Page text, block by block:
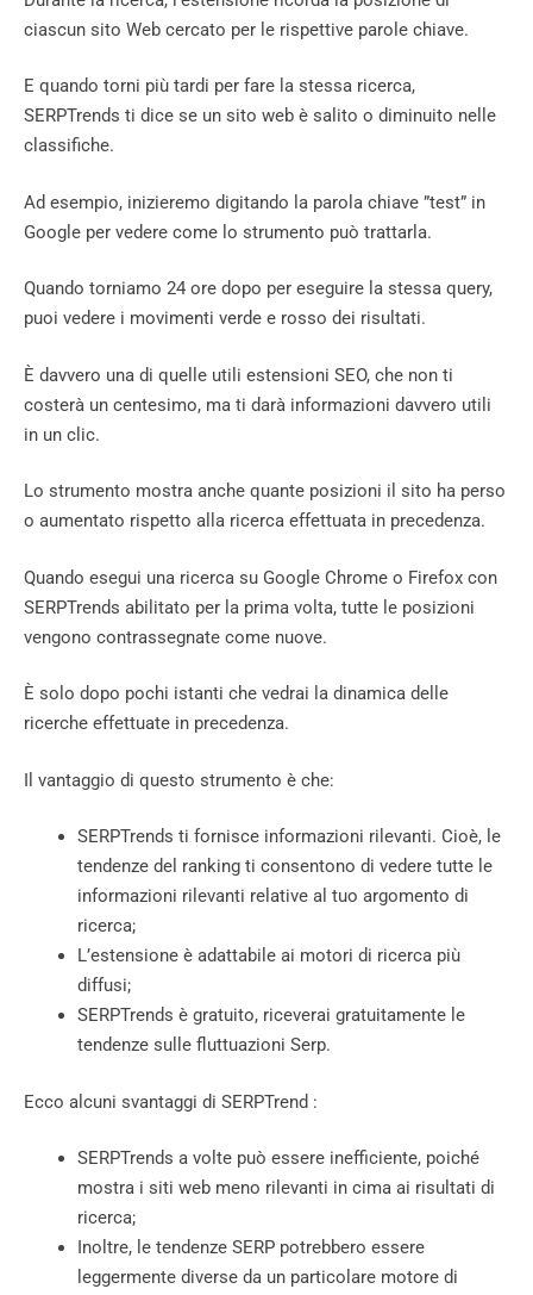
ciascun sito Web cercato per le rispettive parole chiave.
E quando torni più tardi per fare la stessa ricerca,
SERPTrends ti dice se un sito web è salito o diminuito nelle
classifiche.
Ad esempio, inizieremo digitando la parola chiave ”test” in
Google per vedere come lo strumento può trattarla.
Quando torniamo 24 ore dopo per eseguire la stessa query,
puoi vedere i movimenti verde e rosso dei risultati.
È davvero una di quelle utili estensioni SEO, che non ti
costerà un centesimo, ma ti darà informazioni davvero utili
in un clic.
Lo strumento mostra anche quante posizioni il sito ha perso
o aumentato rispetto alla ricerca effettuata in precedenza.
Quando esegui una ricerca su Google Chrome o Firefox con
SERPTrends abilitato per la prima volta, tutte le posizioni
vengono contrassegnate come nuove.
È solo dopo pochi istanti che vedrai la dinamica delle
ricerche effettuate in precedenza.
Il vantaggio di questo strumento è che:
SERPTrends ti fornisce informazioni rilevanti. Cioè, le
tendenze del ranking ti consentono di vedere tutte le
informazioni rilevanti relative al tuo argomento di
ricerca;
L’estensione è adattabile ai motori di ricerca più
diffusi;
SERPTrends è gratuito, riceverai gratuitamente le
tendenze sulle fluttuazioni Serp.
Ecco alcuni svantaggi di SERPTrend :
SERPTrends a volte può essere inefficiente, poiché
mostra i siti web meno rilevanti in cima ai risultati di
ricerca;
Inoltre, le tendenze SERP potrebbero essere
leggermente diverse da un particolare motore di